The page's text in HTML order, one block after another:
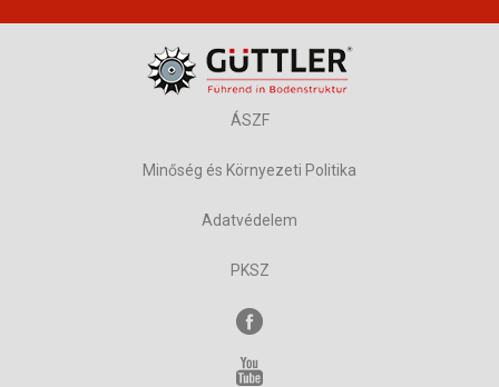
ÁSZF
Minőség és Környezeti Politika
Adatvédelem
PKSZ